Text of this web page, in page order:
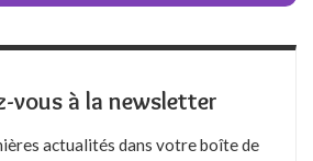
vous à la newsletter
actualités dans votre boîte de